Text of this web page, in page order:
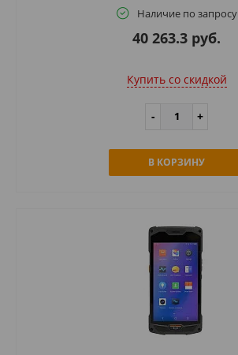
Наличие по запросу
40 263.3 руб.
Купить cо скидкой
В КОРЗИНУ